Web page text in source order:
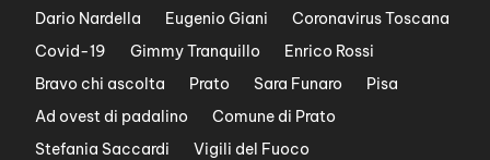
Dario Nardella
Eugenio Giani
Coronavirus Toscana
Covid-19
Gimmy Tranquillo
Enrico Rossi
Bravo chi ascolta
Prato Sara Funaro
Pisa
Ad ovest di padalino
Comune di Prato
Stefania Saccardi
Vigili del Fuoco